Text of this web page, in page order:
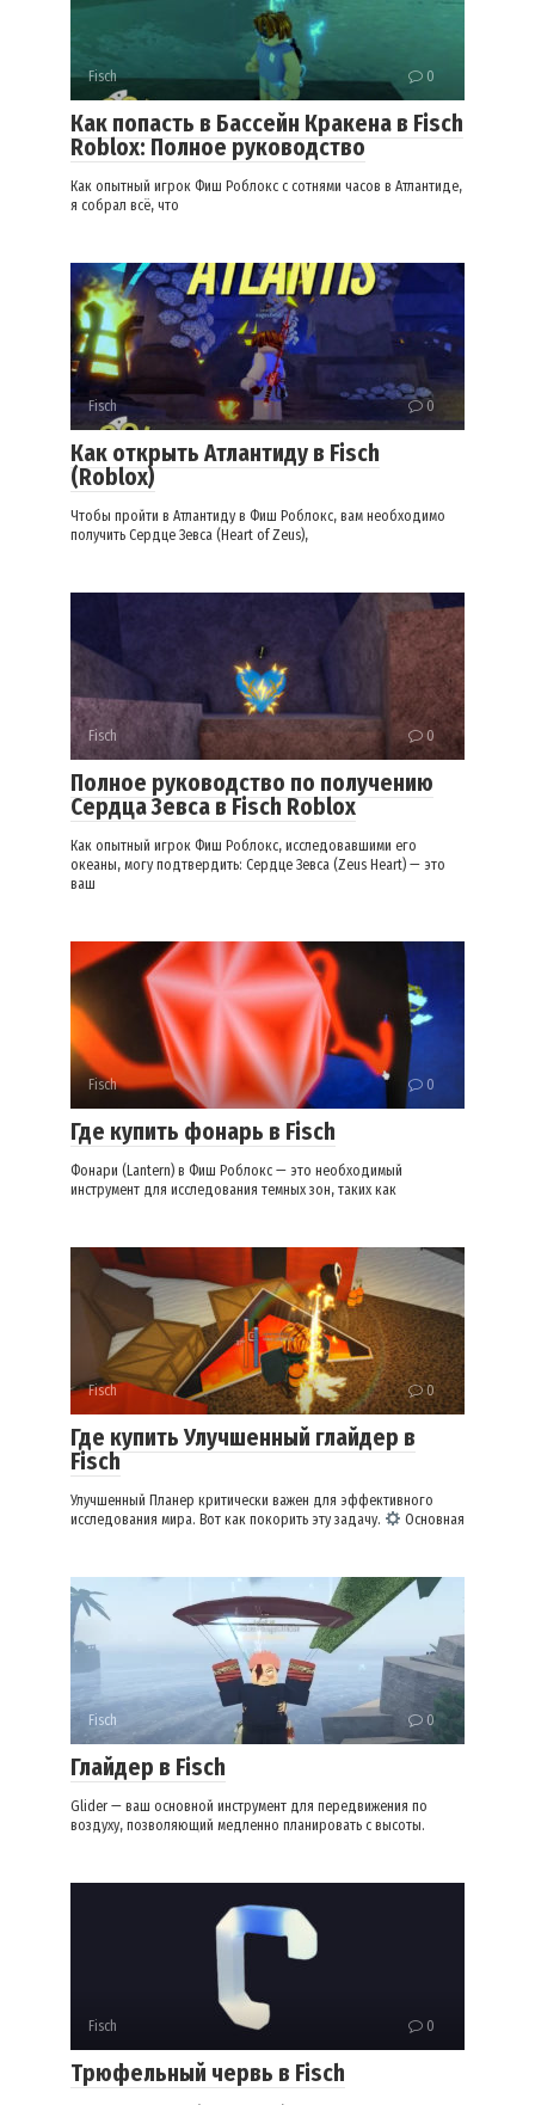
Fisch 0
Как попасть в Бассейн Кракена в Fisch
Roblox: Полное руководство
Как опытный игрок Фиш Роблокс с сотнями часов в Атлантиде,
я собрал всё, что
Fisch 0
Как открыть Атлантиду в Fisch
(Roblox)
Чтобы пройти в Атлантиду в Фиш Роблокс, вам необходимо
получить Сердце Зевса (Heart of Zeus),
Fisch 0
Полное руководство по получению
Сердца Зевса в Fisch Roblox
Как опытный игрок Фиш Роблокс, исследовавшими его
океаны, могу подтвердить: Сердце Зевса (Zeus Heart) — это
ваш
Fisch 0
Где купить фонарь в Fisch
Фонари (Lantern) в Фиш Роблокс — это необходимый
инструмент для исследования темных зон, таких как
Fisch 0
Где купить Улучшенный глайдер в
Fisch
Улучшенный Планер критически важен для эффективного
исследования мира. Вот как покорить эту задачу.
Основная
Fisch 0
Глайдер в Fisch
Glider — ваш основной инструмент для передвижения по
воздуху, позволяющий медленно планировать с высоты.
Fisch 0
Трюфельный червь в Fisch